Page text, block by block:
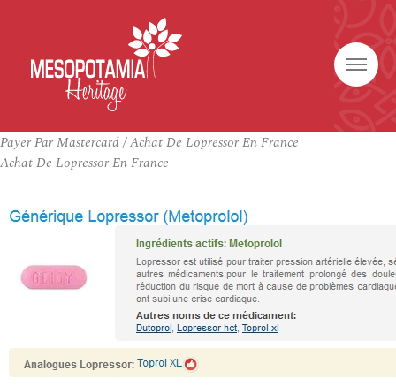
Payer Par Mastercard / Achat De Lopressor En France
Achat De Lopressor En France